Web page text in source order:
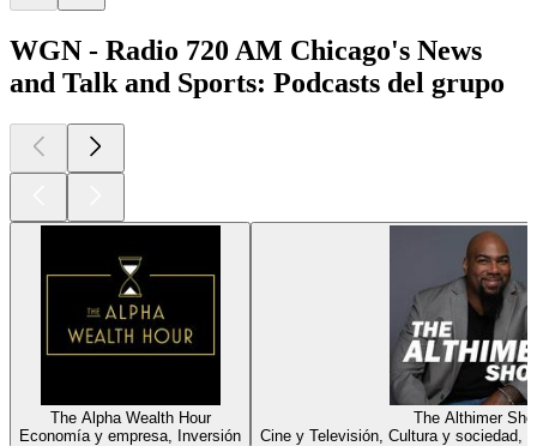
WGN - Radio 720 AM Chicago's News
and Talk and Sports: Podcasts del grupo
The Alpha Wealth Hour
Economía y empresa, Inversión
The Althimer
Cine y Televisión, Cultura y sociedad,